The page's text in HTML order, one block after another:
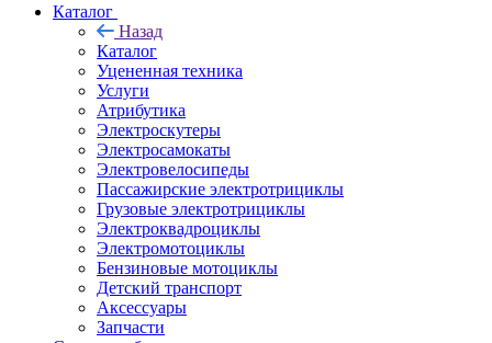
Каталог
Назад
Каталог
Уцененная техника
Услуги
Атрибутика
Электроскутеры
Электросамокаты
Электровелосипеды
Пассажирские электротрициклы
Грузовые электротрициклы
Электроквадроциклы
Электромотоциклы
Бензиновые мотоциклы
Детский транспорт
Аксессуары
Запчасти